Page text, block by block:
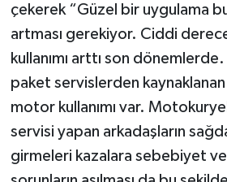
çekerek “Güzel bir uygulama
artması gerekiyor. Ciddi
kullanımı arttı son
paket servislerden
motor kullanımı var.
servisi yapan arkadaşların
girmeleri kazalara sebebiyet